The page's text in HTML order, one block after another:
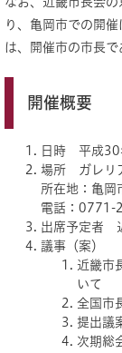
り、亀岡市での開
は、開催市の市長で
開催概要
日時 平成30
場所 ガレリ
所在地：亀岡
電話：0771-
出席予定者
議事（案）
近畿市
いて
全国市
提出議
次期総